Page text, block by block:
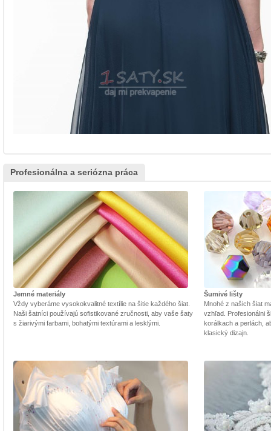
Profesionálna a seriózna práca
Jemné materiály
Vždy vyberáme vysokokvalitné textílie na šitie každého šiat.
Naši šatníci používajú sofistikované zručnosti, aby vaše šaty
s žiarivými farbami, bohatými textúrami a lesklými.
Šumivé lišty
Mnohé z našich šiat
vzhľad. Profesionálni
korálkach a perlách,
klasický dizajn.